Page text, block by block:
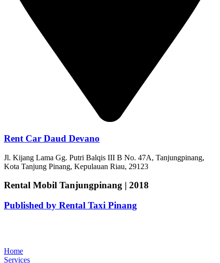
Rent Car Daud Devano
Jl. Kijang Lama Gg. Putri Balqis III B No. 47A, Tanjungpinang,
Kota Tanjung Pinang, Kepulauan Riau, 29123
Rental Mobil Tanjungpinang | 2018
Published by Rental Taxi Pinang
Home
Services